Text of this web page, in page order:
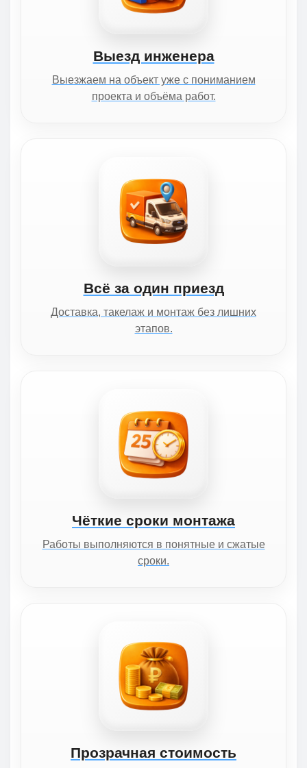
Выезд инженера
Выезжаем на объект уже с пониманием
проекта и объёма работ.
Всё за один приезд
Доставка, такелаж и монтаж без лишних
этапов.
Чёткие сроки монтажа
Работы выполняются в понятные и сжатые
сроки.
Прозрачная стоимость